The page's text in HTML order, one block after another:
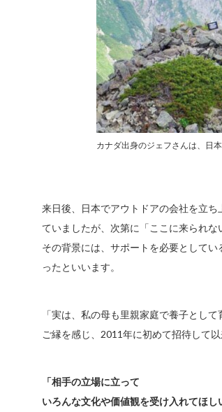
カナダ出身のジェフさんは、日
来日後、日本でアウトドアの会社を立
ていましたが、次第に「ここに来られ
その背景には、サポートを必要として
ったといいます。
「実は、私の母も里親家庭で養子とし
ご縁を感じ、2011年に初めて招待して
「相手の立場に立って
いろんな文化や価値観を受け入れてほし